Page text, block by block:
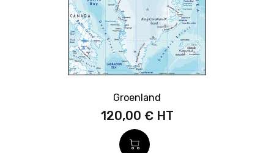
Groenland
120,00 €